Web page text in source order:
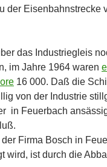
der Eisenbahnstrecke
das Industriegleis
im Jahre 1964 waren
16 000. Daß die
von der Industrie
in Feuerbach
Firma Bosch in
wird, ist durch die